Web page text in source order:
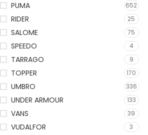
PUMA 652
RIDER 25
SALOME 75
SPEEDO 4
TARRAGO 9
TOPPER 170
UMBRO 336
UNDER ARMOUR 133
VANS 39
VUDALFOR 3